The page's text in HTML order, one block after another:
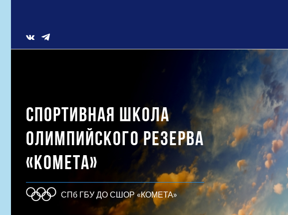
Vk
СПОРТИВНАЯ ШКОЛА
ОЛИМПИЙСКОГО РЕЗЕРВА
«КОМЕТА»
СПб ГБУ ДО СШОР «КОМЕТА»